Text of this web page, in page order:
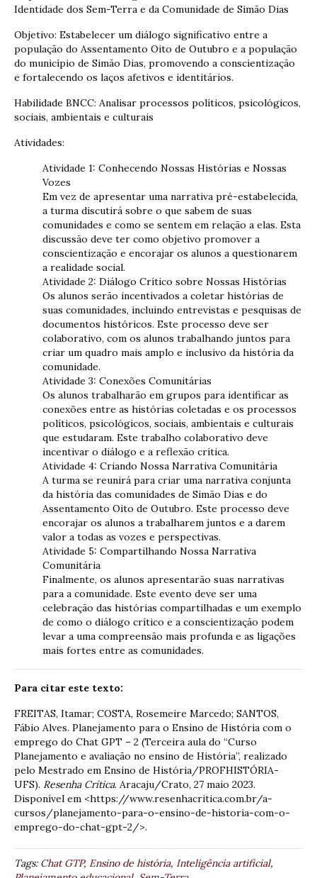
Identidade dos Sem-Terra e da Comunidade de Simão Dias
Objetivo: Estabelecer um diálogo significativo entre a
população do Assentamento Oito de Outubro e a população
do município de Simão Dias, promovendo a conscientização
e fortalecendo os laços afetivos e identitários.
Habilidade BNCC: Analisar processos políticos, psicológicos,
sociais, ambientais e culturais
Atividades:
Atividade 1: Conhecendo Nossas Histórias e Nossas
Vozes
Em vez de apresentar uma narrativa pré-estabelecida,
a turma discutirá sobre o que sabem de suas
comunidades e como se sentem em relação a elas. Esta
discussão deve ter como objetivo promover a
conscientização e encorajar os alunos a questionarem
a realidade social.
Atividade 2: Diálogo Crítico sobre Nossas Histórias
Os alunos serão incentivados a coletar histórias de
suas comunidades, incluindo entrevistas e pesquisas de
documentos históricos. Este processo deve ser
colaborativo, com os alunos trabalhando juntos para
criar um quadro mais amplo e inclusivo da história da
comunidade.
Atividade 3: Conexões Comunitárias
Os alunos trabalharão em grupos para identificar as
conexões entre as histórias coletadas e os processos
políticos, psicológicos, sociais, ambientais e culturais
que estudaram. Este trabalho colaborativo deve
incentivar o diálogo e a reflexão crítica.
Atividade 4: Criando Nossa Narrativa Comunitária
A turma se reunirá para criar uma narrativa conjunta
da história das comunidades de Simão Dias e do
Assentamento Oito de Outubro. Este processo deve
encorajar os alunos a trabalharem juntos e a darem
valor a todas as vozes e perspectivas.
Atividade 5: Compartilhando Nossa Narrativa
Comunitária
Finalmente, os alunos apresentarão suas narrativas
para a comunidade. Este evento deve ser uma
celebração das histórias compartilhadas e um exemplo
de como o diálogo crítico e a conscientização podem
levar a uma compreensão mais profunda e as ligações
mais fortes entre as comunidades.
Para citar este texto:
FREITAS, Itamar; COSTA, Rosemeire Marcedo; SANTOS,
Fábio Alves. Planejamento para o Ensino de História com o
emprego do Chat GPT – 2 (Terceira aula do “Curso
Planejamento e avaliação no ensino de História”, realizado
pelo Mestrado em Ensino de História/PROFHISTÓRIA-
UFS). Resenha Crítica. Aracaju/Crato, 27 maio 2023.
Disponível em <https://www.resenhacritica.com.br/a-
cursos/planejamento-para-o-ensino-de-historia-com-o-
emprego-do-chat-gpt-2/>.
Tags:Chat GTP, Ensino de história, Inteligência artificial,